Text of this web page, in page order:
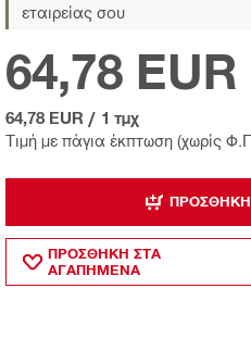
εταιρείας σου
Τιμή με πάγια έκπτωση (χωρίς
64,78 EUR
64,78 EUR / 1 τμχ
ΠΡΟΣΘΉΚΗ
ΠΡΟΣΘΗΚΗ ΣΤΑ
ΑΓΑΠΗΜΕΝΑ